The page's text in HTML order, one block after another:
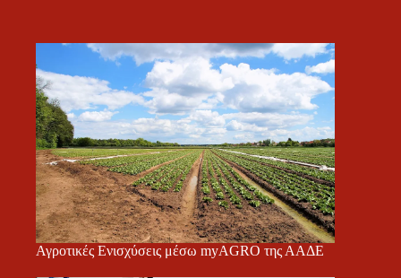
Αγροτικές Ενισχύσεις μέσω myAGRO της ΑΑΔΕ